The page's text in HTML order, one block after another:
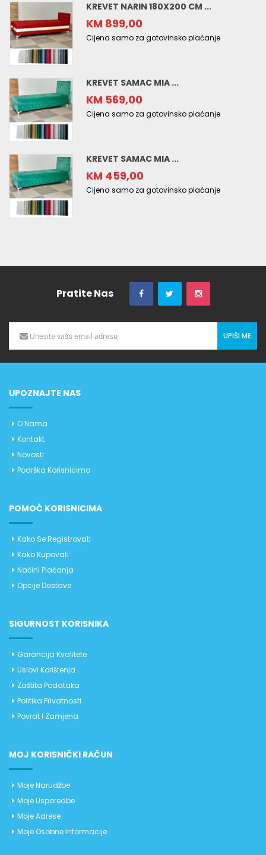
KREVET NARIN 180X200 CM ...
KM 899,00
Cijena samo za gotovinsko plaćanje
KREVET SAMAC MIA ...
KM 569,00
Cijena samo za gotovinsko plaćanje
KREVET SAMAC MIA ...
KM 459,00
Cijena samo za gotovinsko plaćanje
Pratite Nas
UPIŠI ME
UPOZNAJTE NAS
O Nama
Kontakt
Novosti
Podrška Korisnicima
POMOĆ KORISNICIMA
Kako Se Registrovati
Kako Kupovati
Načini Plaćanja
Opcije Dostave
SIGURNOST KORISNIKA
Garancija Kvalitete
Uslovi Korištenja
Zaštita Podataka
Politika Privatnosti
Povrat I Zamjena
MOJ KORISNIČKI RAČUN
Moje Narudžbe
Moje Usporedbe
Moje Adrese
Moje Osobne Informacije